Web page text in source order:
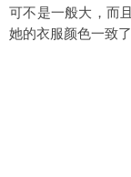
可不是一般大，而
她的衣服颜色一致